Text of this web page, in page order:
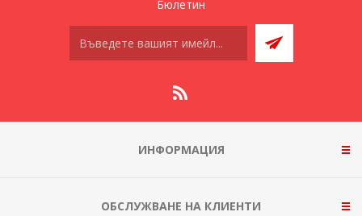
Бюлетин
ИНФОРМАЦИЯ
ОБСЛУЖВАНЕ НА КЛИЕНТИ